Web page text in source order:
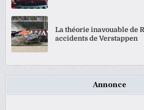
La théorie inavouable de
accidents de Verstappen
Annonce